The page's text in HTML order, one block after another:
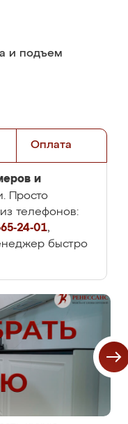
и подъем
Оплата
и
Просто
телефонов:
24-01,
быстро